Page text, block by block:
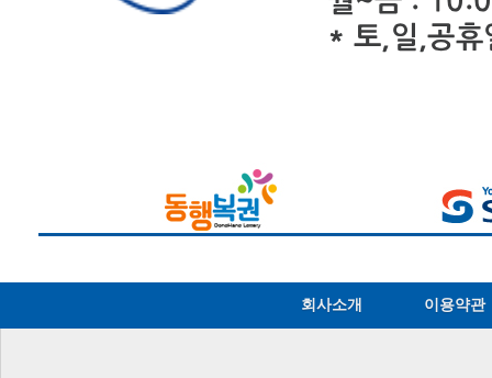
회사소개 이용약관